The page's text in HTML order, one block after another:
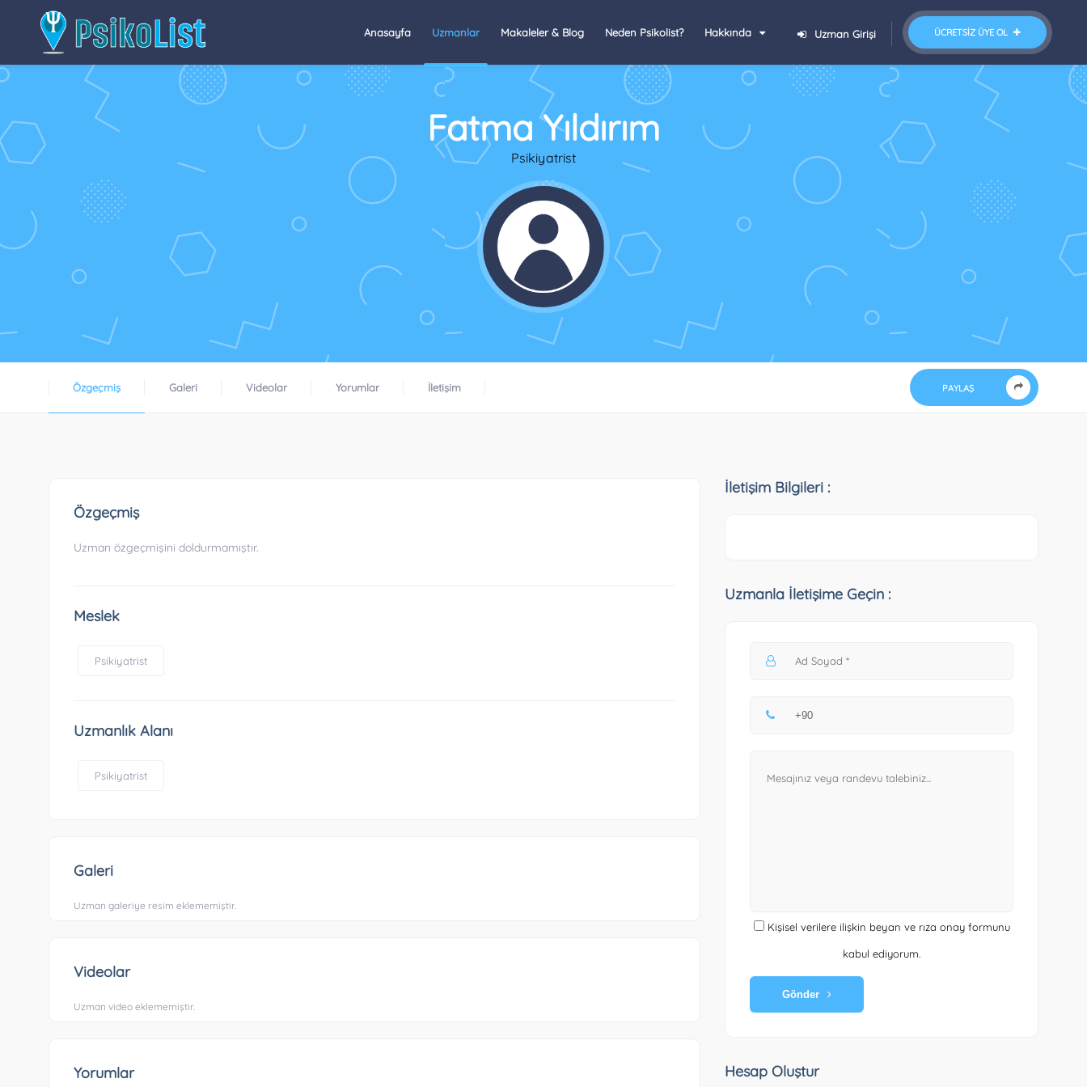
ÜCRETSIZ ÜYE OL
Uzman Girişi
Anasayfa Uzmanlar Makaleler & Blog Neden Psikolist? Hakkında
Fatma Yıldırım
Psikiyatrist
Özgeçmiş Galeri Videolar Yorumlar İletişim PAYLAŞ
Özgeçmiş
Uzman özgeçmişini doldurmamıştır.
Meslek
Psikiyatrist
Uzmanlık Alanı
Psikiyatrist
Galeri
Uzman galeriye resim eklememiştir.
Videolar
Uzman video eklememiştir.
Yorumlar
İletişim Bilgileri :
Uzmanla İletişime Geçin :
Kişisel verilere ilişkin beyan ve rıza onay formunu
kabul ediyorum.
Gönder
Hesap Oluştur